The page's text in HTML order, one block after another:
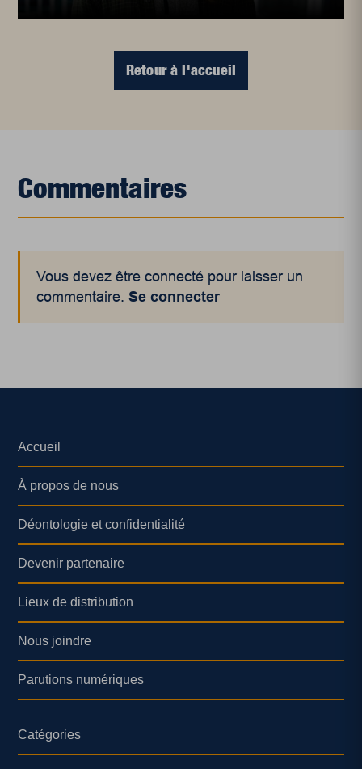
Retour à l'accueil
Commentaires
Vous devez être connecté pour laisser un
commentaire.Se connecter
Accueil
À propos de nous
Déontologie et confidentialité
Devenir partenaire
Lieux de distribution
Nous joindre
Parutions numériques
Catégories